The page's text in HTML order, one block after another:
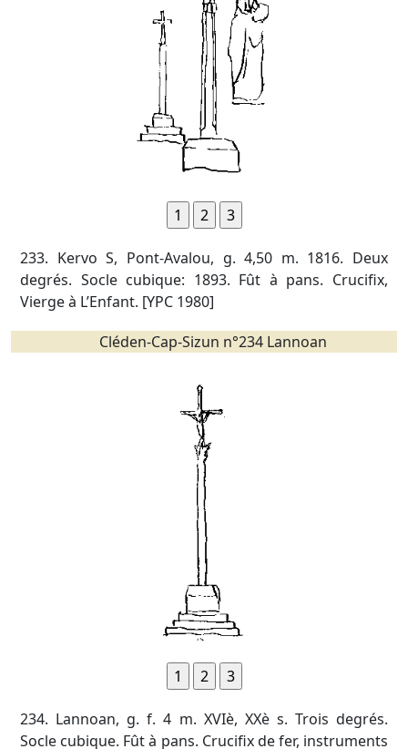
233. Kervo S, Pont-Avalou, g. 4,50 m. 1816. Deux
degrés. Socle cubique: 1893. Fût à pans. Crucifix,
Vierge à L’Enfant. [YPC 1980]
Cléden-Cap-Sizun n°234 Lannoan
234. Lannoan, g. f. 4 m. XVIè, XXè s. Trois degrés.
Socle cubique. Fût à pans. Crucifix de fer, instruments